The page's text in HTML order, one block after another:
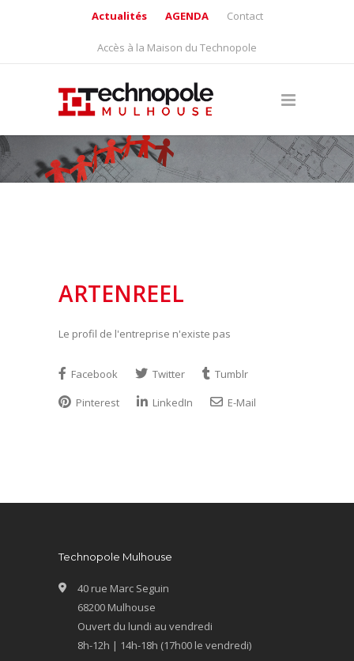
Actualités AGENDA Contact
Accès à la Maison du Technopole
ARTENREEL
Le profil de l'entreprise n'existe pas
Facebook Twitter
Tumblr
Pinterest
LinkedIn E-Mail
Technopole Mulhouse
40 rue Marc Seguin
68200 Mulhouse
Ouvert du lundi au vendredi
8h-12h | 14h-18h (17h00 le vendredi)